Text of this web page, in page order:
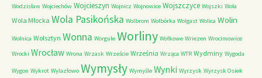
Wodzisław Wojciechów Wojcieszyn Wojnicz Wojnowice Wojszczyce Wojszki Wola
Wola Młocka Wola Pasikońska Wolbrom Wolbórka Wolgast Wolica Wolin
Wolnica Wolsztyn Wonna Worgule Worliny Wołkowe Wriezen Wrocimowice
Wrocki Wrocław Wrona Wrzask Wrzeście Września Wrząca WTR Wydminy Wygoda
Wygon Wykrot Wylazłowo Wymysły Wymyśle Wynki Wyrzysk Wyrzysk Osiek